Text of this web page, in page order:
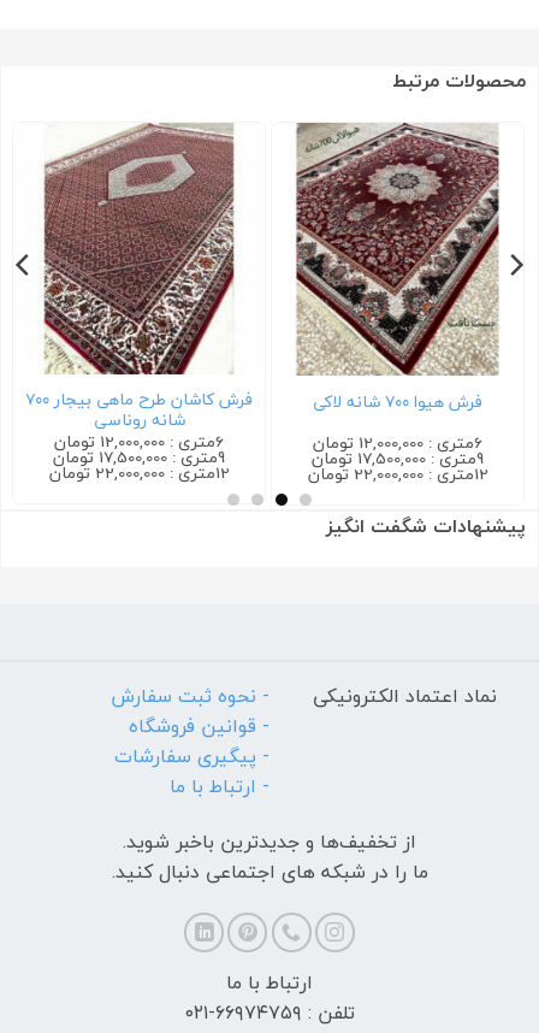
محصولات مرتبط
فرش هیوا ۷۰۰ شانه لاکی
6متری : 12,000,000 تومان
9متری : 17,500,000 تومان
12متری : 22,000,000 تومان
فرش کاشان طرح ماهی بیجار ۷۰۰
شانه روناسی
6متری : 12,000,000 تومان
9متری : 17,500,000 تومان
12متری : 22,000,000 تومان
پیشنهادات شگفت انگیز
نماد اعتماد الکترونیکی
- نحوه ثبت سفارش
- قوانین فروشگاه
- پیگیری سفارشات
- ارتباط با ما
از تخفیف‌ها و جدیدترین‌ باخبر شوید.
ما را در شبکه های اجتماعی دنبال کنید.
ارتباط با ما
تلفن : ۶۶۹۷۴۷۵۹-۰۲۱